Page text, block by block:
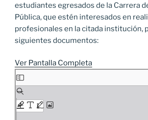
estudiantes egresados de la Carrera
Pública, que estén interesados en
profesionales en la citada institución,
siguientes documentos:
Ver Pantalla Completa
Saltar
al
contenido
del